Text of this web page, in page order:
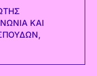
ΚΑΙ